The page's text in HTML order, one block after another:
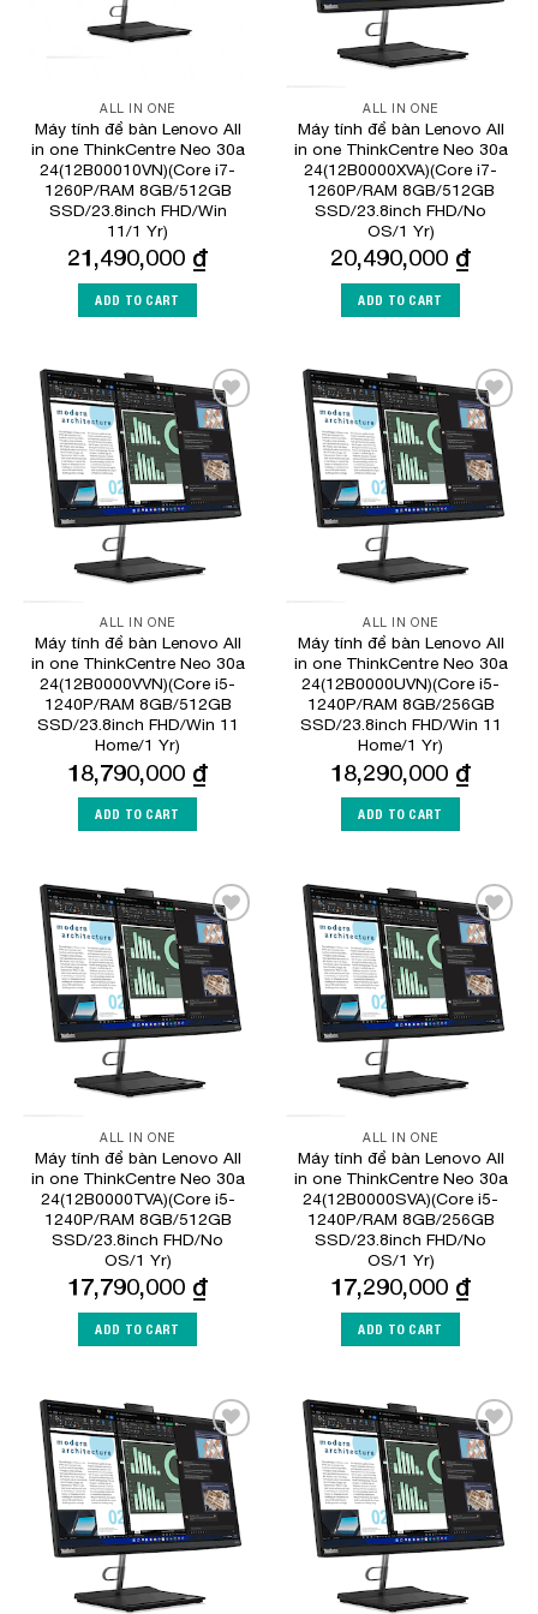
ALL IN ONE
Máy tính để bàn Lenovo All
in one ThinkCentre Neo 30a
24(12B00010VN)(Core i7-
1260P/RAM 8GB/512GB
SSD/23.8inch FHD/Win
11/1 Yr)
21,490,000 ₫
ADD TO CART
ALL IN ONE
Máy tính để bàn Lenovo All
in one ThinkCentre Neo 30a
24(12B0000XVA)(Core i7-
1260P/RAM 8GB/512GB
SSD/23.8inch FHD/No
OS/1 Yr)
20,490,000 ₫
ADD TO CART
Add to
Wishlist
ALL IN ONE
Máy tính để bàn Lenovo All
in one ThinkCentre Neo 30a
24(12B0000VVN)(Core i5-
1240P/RAM 8GB/512GB
SSD/23.8inch FHD/Win 11
Home/1 Yr)
18,790,000 ₫
ADD TO CART
Add to
Wishlist
ALL IN ONE
Máy tính để bàn Lenovo All
in one ThinkCentre Neo 30a
24(12B0000UVN)(Core i5-
1240P/RAM 8GB/256GB
SSD/23.8inch FHD/Win 11
Home/1 Yr)
18,290,000 ₫
ADD TO CART
Add to
Wishlist
ALL IN ONE
Máy tính để bàn Lenovo All
in one ThinkCentre Neo 30a
24(12B0000TVA)(Core i5-
1240P/RAM 8GB/512GB
SSD/23.8inch FHD/No
OS/1 Yr)
17,790,000 ₫
ADD TO CART
Add to
Wishlist
ALL IN ONE
Máy tính để bàn Lenovo All
in one ThinkCentre Neo 30a
24(12B0000SVA)(Core i5-
1240P/RAM 8GB/256GB
SSD/23.8inch FHD/No
OS/1 Yr)
17,290,000 ₫
ADD TO CART
Add to
Wishlist
Add to
Wishlist